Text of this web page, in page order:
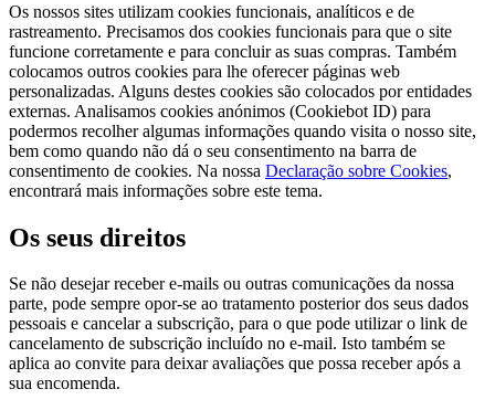
Os nossos sites utilizam cookies funcionais, analíticos e de
rastreamento. Precisamos dos cookies funcionais para que o site
funcione corretamente e para concluir as suas compras. Também
colocamos outros cookies para lhe oferecer páginas web
personalizadas. Alguns destes cookies são colocados por entidades
externas. Analisamos cookies anónimos (Cookiebot ID) para
podermos recolher algumas informações quando visita o nosso site,
bem como quando não dá o seu consentimento na barra de
consentimento de cookies. Na nossa Declaração sobre Cookies,
encontrará mais informações sobre este tema.
Os seus direitos
Se não desejar receber e-mails ou outras comunicações da nossa
parte, pode sempre opor-se ao tratamento posterior dos seus dados
pessoais e cancelar a subscrição, para o que pode utilizar o link de
cancelamento de subscrição incluído no e-mail. Isto também se
aplica ao convite para deixar avaliações que possa receber após a
sua encomenda.